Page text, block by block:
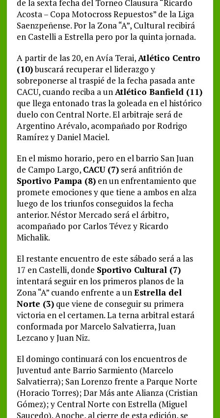
de la sexta fecha del Torneo Clausura “Ricardo
Acosta – Copa Motocross Repuestos” de la Liga
Saenzpeñense. Por la Zona “A”, Cultural recibirá
en Castelli a Estrella pero por la quinta jornada.
A partir de las 20, en Avía Terai,Atlético Centro
(10)buscará recuperar el liderazgo y
sobreponerse al traspié de la fecha pasada ante
CACU, cuando reciba a unAtlético Banfield (11)
que llega entonado tras la goleada en el histórico
duelo con Central Norte. El arbitraje será de
Argentino Arévalo, acompañado por Rodrigo
Ramírez y Daniel Maciel.
En el mismo horario, pero en el barrio San Juan
de Campo Largo, CACU (7)será anfitrión de
Sportivo Pampa (8)en un enfrentamiento que
promete emociones y que tiene a ambos en alza
luego de los triunfos conseguidos la fecha
anterior. Néstor Mercado será el árbitro,
acompañado por Carlos Tévez y Ricardo
Michalik.
El restante encuentro de este sábado será a las
17 en Castelli, donde Sportivo Cultural (7)
intentará seguir en los primeros planos de la
Zona “A” cuando enfrente a unEstrella del
Norte (3)que viene de conseguir su primera
victoria en el certamen. La terna arbitral estará
conformada por Marcelo Salvatierra, Juan
Lezcano y Juan Niz.
El domingo continuará con los encuentros de
Juventud ante Barrio Sarmiento (Marcelo
Salvatierra); San Lorenzo frente a Parque Norte
(Horacio Torres); Dar Más ante Alianza (Cristian
Gómez); y Central Norte con Estrella (Miguel
Saucedo). Anoche, al cierre de esta edición, se